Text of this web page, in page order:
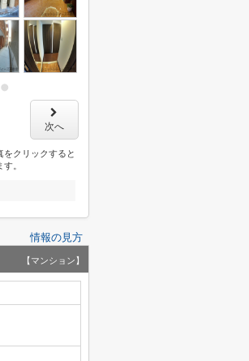
次へ
クリックすると
。
情報の見方
【マンション】